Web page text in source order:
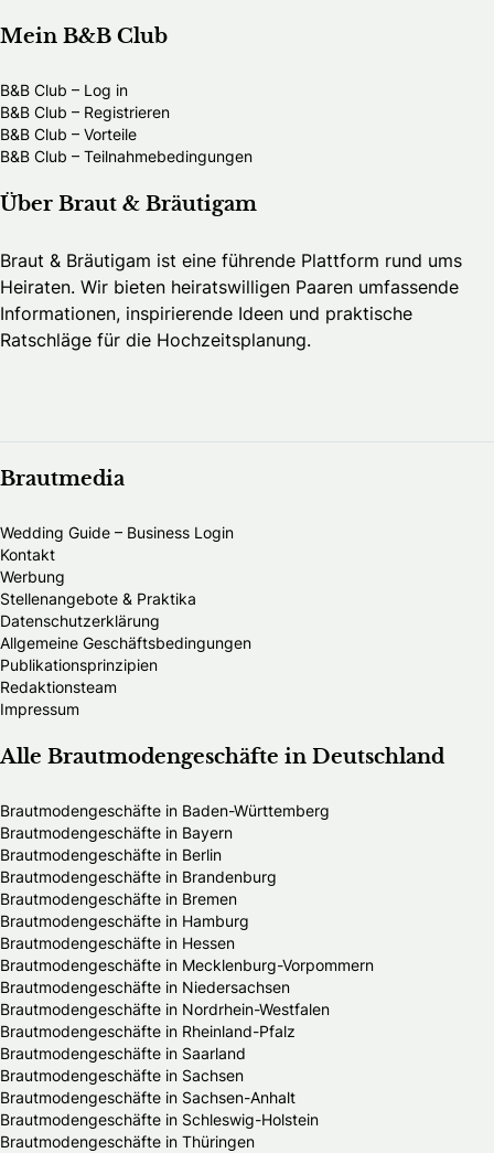
Mein B&B Club
B&B Club – Log in
B&B Club – Registrieren
B&B Club – Vorteile
B&B Club – Teilnahmebedingungen
Über Braut & Bräutigam
Braut & Bräutigam ist eine führende Plattform rund ums
Heiraten. Wir bieten heiratswilligen Paaren umfassende
Informationen, inspirierende Ideen und praktische
Ratschläge für die Hochzeitsplanung.
Brautmedia
Wedding Guide – Business Login
Kontakt
Werbung
Stellenangebote & Praktika
Datenschutzerklärung
Allgemeine Geschäftsbedingungen
Publikationsprinzipien
Redaktionsteam
Impressum
Alle Brautmodengeschäfte in Deutschland
Brautmodengeschäfte in Baden-Württemberg
Brautmodengeschäfte in Bayern
Brautmodengeschäfte in Berlin
Brautmodengeschäfte in Brandenburg
Brautmodengeschäfte in Bremen
Brautmodengeschäfte in Hamburg
Brautmodengeschäfte in Hessen
Brautmodengeschäfte in Mecklenburg-Vorpommern
Brautmodengeschäfte in Niedersachsen
Brautmodengeschäfte in Nordrhein-Westfalen
Brautmodengeschäfte in Rheinland-Pfalz
Brautmodengeschäfte in Saarland
Brautmodengeschäfte in Sachsen
Brautmodengeschäfte in Sachsen-Anhalt
Brautmodengeschäfte in Schleswig-Holstein
Brautmodengeschäfte in Thüringen